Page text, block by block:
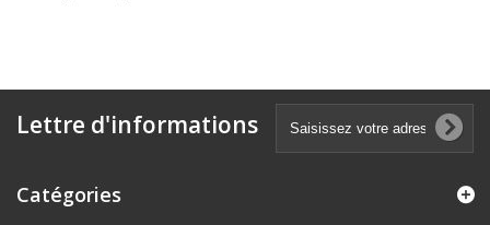
Lettre d'informations
Catégories